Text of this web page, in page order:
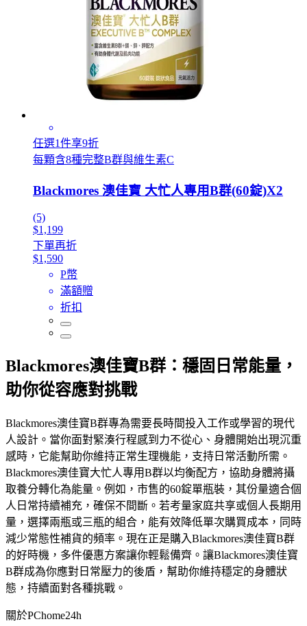
任選1件享9折
每顆含8種完整B群與維生素C
Blackmores 澳佳寶 大忙人專用B群(60錠)X2
(5)
$1,199
下單再折
$1,590
P幣
滿額贈
折扣
Blackmores澳佳寶B群：穩固日常能量，
助你從容應對挑戰
Blackmores澳佳寶B群專為需要長時間投入工作或學習的現代
人設計。當你面對緊湊行程感到力不從心、身體開始出現沉重
感時，它能幫助你維持正常生理機能，支持日常活動所需。
Blackmores澳佳寶大忙人專用B群以均衡配方，協助身體將攝
取養分轉化為能量。例如，市售的60錠單瓶裝，其份量適合個
人日常持續補充，確保不間斷。若考量家庭共享或個人長期用
量，選擇兩瓶或三瓶的組合，能有效降低單次購買成本，同時
減少常態性補貨的頻率。現在正是購入Blackmores澳佳寶B群
的好時機，多件優惠方案讓你輕鬆備齊。讓Blackmores澳佳寶
B群成為你應對日常壓力的後盾，幫助你維持穩定的身體狀
態，持續面對各種挑戰。
關於PChome24h